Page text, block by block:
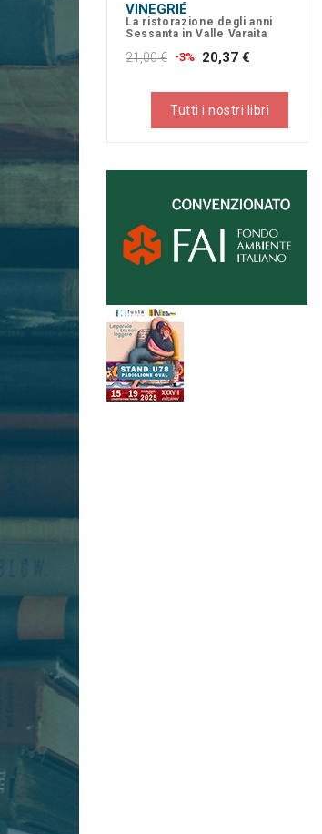
VINEGRIÉ
La ristorazione degli anni
Sessanta in Valle Varaita
21,00 € -3% 20,37 €
Tutti i nostri libri